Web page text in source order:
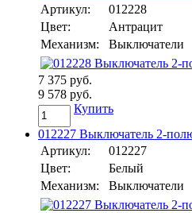
Артикул:
012228
Цвет:
Антрацит
Механизм:
Выключатели
7 375 руб.
9 578 руб.
Купить
012227 Выключатель 2-
Артикул:
012227
Цвет:
Белый
Механизм:
Выключатели